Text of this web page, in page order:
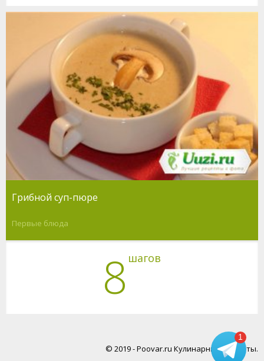
Грибной суп-пюре
Первые блюда
8 шагов
© 2019 - Poovar.ru Кулинарные рецепты.
1